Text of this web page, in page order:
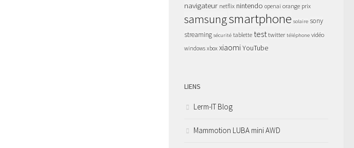
navigateur netflix nintendo openai orange prix
samsungsmartphone solaire sony
streaming sécurité tablette testtwitter téléphone vidéo
windows xbox xiaomiYouTube
LIENS
Lerm-IT Blog
Mammotion LUBA mini AWD